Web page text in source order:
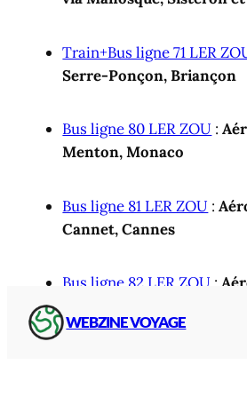
WEBZINE VOYAGE
Train+Bus ligne 71 LER
Serre-Ponçon, Briançon
Bus ligne 80 LER ZOU :
Menton, Monaco
Bus ligne 81 LER ZOU :
Cannet, Cannes
Bus ligne 82 LER ZOU :